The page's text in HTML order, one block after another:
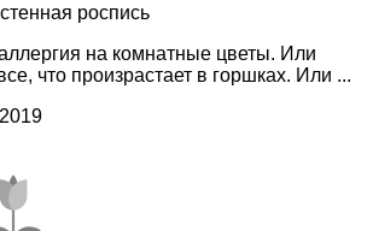
роспись
на комнатные цветы. Или
что произрастает в горшках. Или ...